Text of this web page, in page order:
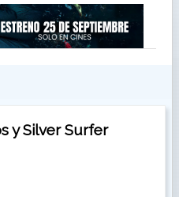
y Silver Surfer